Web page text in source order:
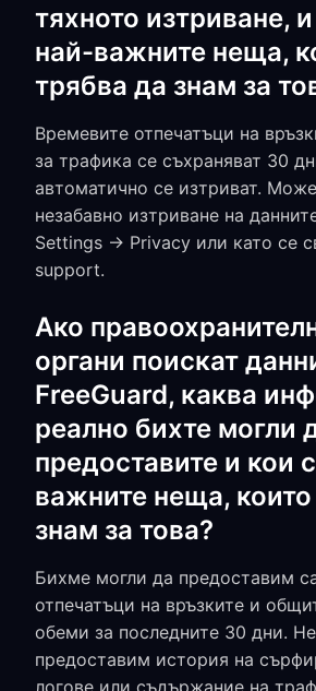
тяхното изтриване,
най-важните неща,
трябва да знам за
Времевите отпечатъци на
за трафика се съхраняват 30
автоматично се изтриват.
незабавно изтриване на
Settings → Privacy или като се
support.
Ако
органи поискат
FreeGuard, каква
реално бихте могли
предоставите и кои
важните неща,
знам за това?
Бихме могли да предоставим
отпечатъци на връзките и
обеми за последните 30 дни.
предоставим история на
логове или съдържание на